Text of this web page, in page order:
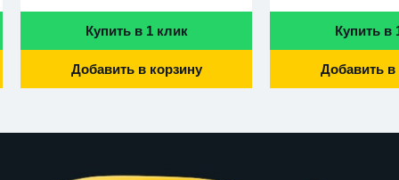
Купить в 1 клик
Добавить в корзину
Купить в
Добавить в